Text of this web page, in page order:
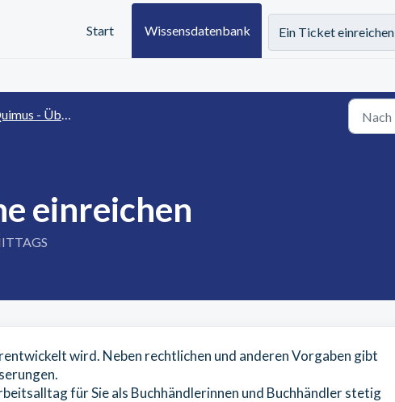
Start
Wissensdatenbank Ein Ticket einreichen
- Überblick
einreichen
wird. Neben rechtlichen und anderen Vorgaben gibt
für Sie als Buchhändlerinnen und Buchhändler stetig